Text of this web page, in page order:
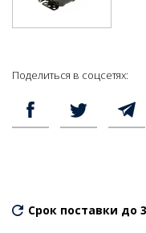
Поделиться в соцсетях:
Срок поставки до